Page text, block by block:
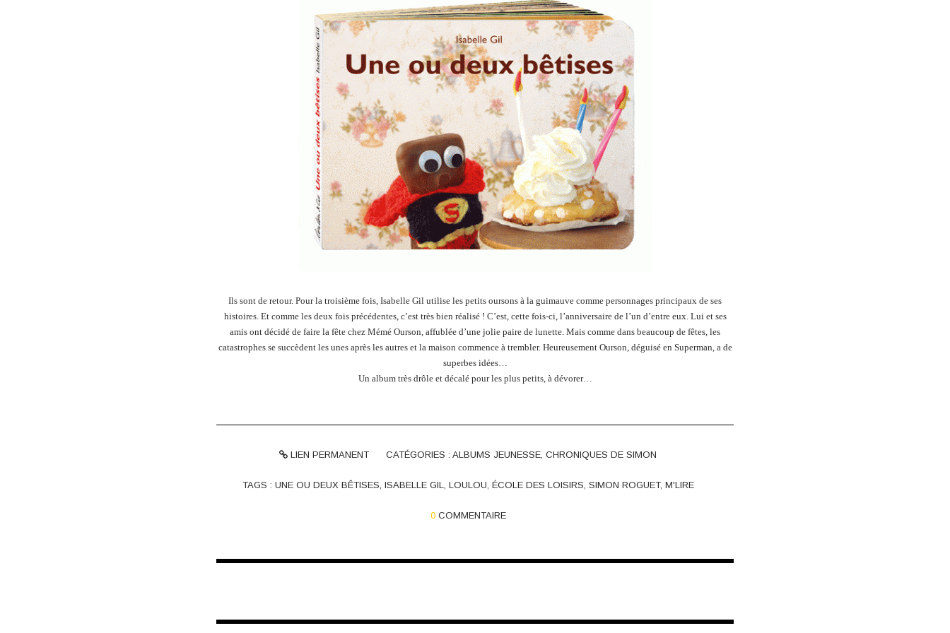
Ils sont de retour. Pour la troisième fois, Isabelle Gil utilise les petits oursons à la guimauve comme personnages principaux de ses
histoires. Et comme les deux fois précédentes, c’est très bien réalisé ! C’est, cette fois-ci, l’anniversaire de l’un d’entre eux. Lui et ses
amis ont décidé de faire la fête chez Mémé Ourson, affublée d’une jolie paire de lunette. Mais comme dans beaucoup de fêtes, les
catastrophes se succèdent les unes après les autres et la maison commence à trembler. Heureusement Ourson, déguisé en Superman, a de
superbes idées…
Un album très drôle et décalé pour les plus petits, à dévorer…
LIEN PERMANENT CATÉGORIES : ALBUMS JEUNESSE, CHRONIQUES DE SIMON
TAGS : UNE OU DEUX BÊTISES, ISABELLE GIL, LOULOU, ÉCOLE DES LOISIRS, SIMON ROGUET, M'LIRE
0 COMMENTAIRE